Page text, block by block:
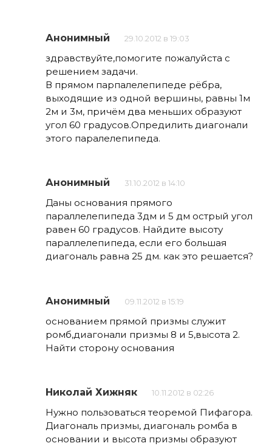
Анонимный 29.10.2012 в 19:03
здравствуйте,помогите пожалуйста с
решением задачи.
В прямом парпалелепипеде рёбра,
выходящие из одной вершины, равны 1м
2м и 3м, причём два меньших образуют
угол 60 градусов.Опредилить диагонали
этого паралелепипеда.
Анонимный 31.10.2012 в 14:10
Даны основания прямого
параллелепипеда 3дм и 5 дм острый угол
равен 60 градусов. Найдите высоту
параллелепипеда, если его большая
диагональ равна 25 дм. как это решается?
Анонимный 09.11.2012 в 15:19
основанием прямой призмы служит
ромб,диагонали призмы 8 и 5,высота 2.
Найти сторону основания
Николай Хижняк 10.11.2012 в 02:26
Нужно пользоваться теоремой Пифагора.
Диагональ призмы, диагональ ромба в
основании и высота призмы образуют